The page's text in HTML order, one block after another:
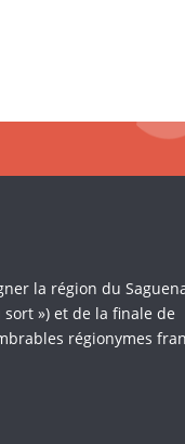
la région du
») et de la finale de
régionymes